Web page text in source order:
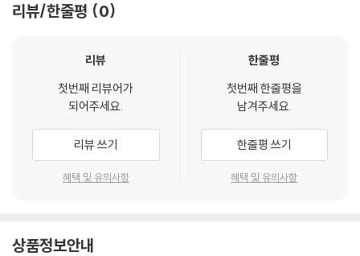
리뷰/한줄평 0
리뷰
첫번째 리뷰어가
되어주세요.
리뷰 쓰기
혜택 및 유의사항
한줄평
첫번째 한줄평을
남겨주세요.
한줄평 쓰기
혜택 및 유의사항
상품정보안내